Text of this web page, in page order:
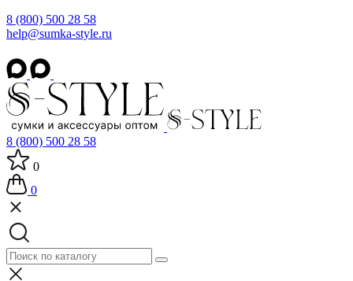
8 (800) 500 28 58
help@sumka-style.ru
8 (800) 500 28 58
0
0